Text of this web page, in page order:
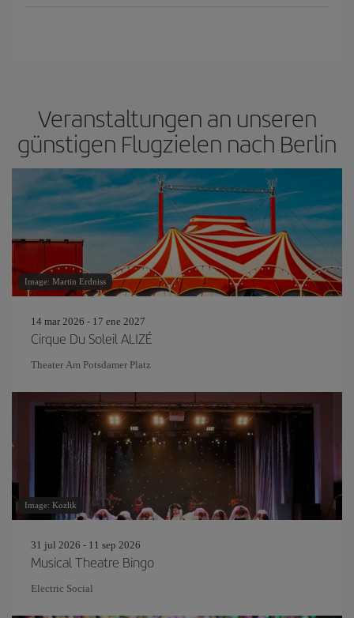
Veranstaltungen an unseren
günstigen Flugzielen nach Berlin
Image: Martin Erdniss
14 mar 2026 - 17 ene 2027
Cirque Du Soleil ALIZÉ
Theater Am Potsdamer Platz
Image: Kozlik
31 jul 2026 - 11 sep 2026
Musical Theatre Bingo
Electric Social